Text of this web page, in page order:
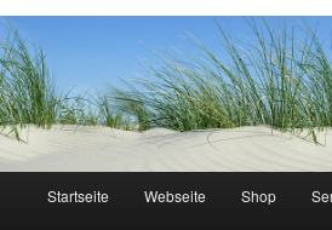
Zum
Zum
Startseite Webseite Shop